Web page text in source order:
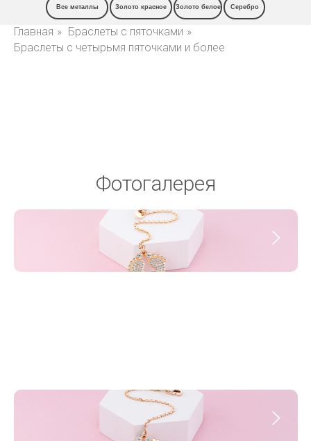
Все металлы Золото красное Золото белое Серебро
Главная » Браслеты с пяточками »
Браслеты с четырьмя пяточками и более
Фотогалерея